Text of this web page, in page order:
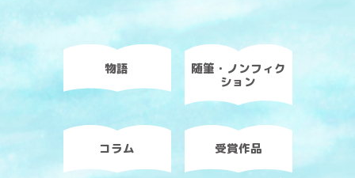
物語
随筆・ノンフィク
ション
コラム 受賞作品